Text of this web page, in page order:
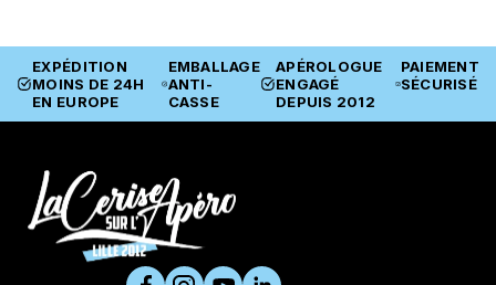
EXPÉDITION
MOINS DE 24H
EN EUROPE
EMBALLAGE
ANTI-
CASSE
APÉROLOGUE
ENGAGÉ
DEPUIS 2012
PAIEMENT
SÉCURISÉ